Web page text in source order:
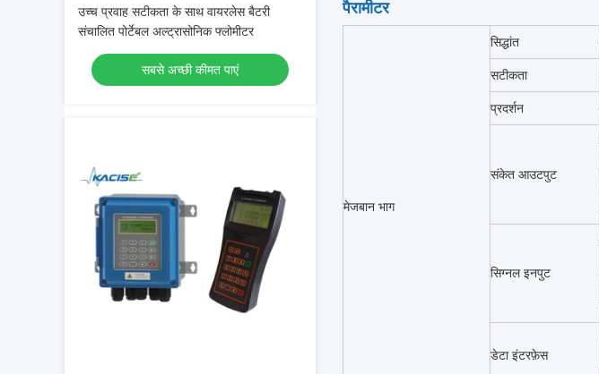
उच्च प्रवाह सटीकता के साथ वायरलेस बैटरी
संचालित पोर्टेबल अल्ट्रासोनिक फ्लोमीटर
सबसे अच्छी कीमत पाएं
पैरामीटर
मेजबान भाग
सिद्धांत
सटीकता
प्रदर्शन
संकेत आउटपुट
सिग्नल इनपुट
डेटा इंटरफ़ेस